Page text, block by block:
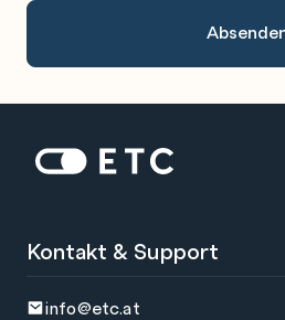
Startseite: ETC
Kontakt & Support
info@etc.at